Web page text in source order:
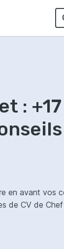
:
en avant vos
de CV de